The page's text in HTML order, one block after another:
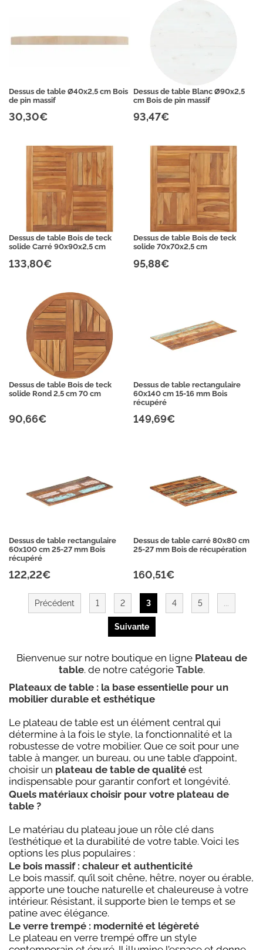
Dessus de table Ø40x2,5 cm Bois
de pin massif
30,30€
Dessus de table Blanc Ø90x2,5
cm Bois de pin massif
93,47€
Dessus de table Bois de teck
solide Carré 90x90x2,5 cm
133,80€
Dessus de table Bois de teck
solide 70x70x2,5 cm
95,88€
Dessus de table Bois de teck
solide Rond 2,5 cm 70 cm
90,66€
Dessus de table rectangulaire
60x140 cm 15-16 mm Bois
récupéré
149,69€
Dessus de table rectangulaire
60x100 cm 25-27 mm Bois
récupéré
122,22€
Dessus de table carré 80x80 cm
25-27 mm Bois de récupération
160,51€
Précédent 1 2 3 4 5 ...
Suivante
Bienvenue sur notre boutique en ligne Plateau de
table. de notre catégorie Table.
Plateaux de table : la base essentielle pour un
mobilier durable et esthétique
Le plateau de table est un élément central qui
détermine à la fois le style, la fonctionnalité et la
robustesse de votre mobilier. Que ce soit pour une
table à manger, un bureau, ou une table d’appoint,
choisir un plateau de table de qualité est
indispensable pour garantir confort et longévité.
Quels matériaux choisir pour votre plateau de
table ?
Le matériau du plateau joue un rôle clé dans
l’esthétique et la durabilité de votre table. Voici les
options les plus populaires :
Le bois massif : chaleur et authenticité
Le bois massif, qu’il soit chêne, hêtre, noyer ou érable,
apporte une touche naturelle et chaleureuse à votre
intérieur. Résistant, il supporte bien le temps et se
patine avec élégance.
Le verre trempé : modernité et légèreté
Le plateau en verre trempé offre un style